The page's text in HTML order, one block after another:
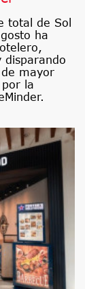
total de Sol
ha
disparando
mayor
por la